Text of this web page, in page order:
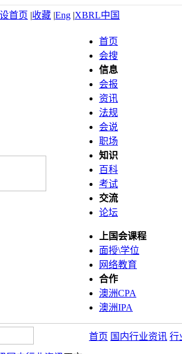
设首页 |收藏 |Eng |XBRL中国
首页
会搜
信息
会报
资讯
法规
会说
职场
知识
百科
考试
交流
论坛
上国会课程
面授\学位
网络教育
合作
澳洲CPA
澳洲IPA
首页 国内行业资讯 行